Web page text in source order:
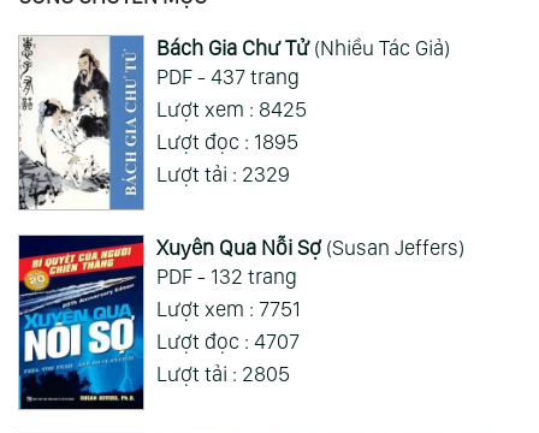
Nhớ quá nhớ,nhiều lúc muốn côi mà không
xem được phải xem rivew, giờ có cái app này
đọc sướng ghê
Xem Thêm
Bách Gia Chư Tử(Nhiều Tác Giả)
PDF - 437 trang
Lượt xem : 8425
Lượt đọc : 1895
Lượt tải : 2329
Xuyên Qua Nỗi Sợ(Susan Jeffers)
PDF - 132 trang
Lượt xem : 7751
Lượt đọc : 4707
Lượt tải : 2805